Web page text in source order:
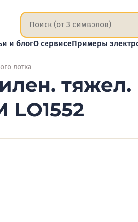
и блогО сервисеПримеры
лотка
тяжел.
LO1552